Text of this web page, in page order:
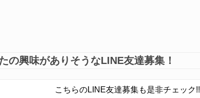
の興味がありそうなLINE友達募集！
こちらのLINE友達募集も是非チェック!!